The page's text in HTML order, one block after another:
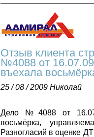
Отзыв клиента
№4088 от
въехала
25 / 08 / 2009 Николай
Дело №4088 от
восьмёрка,
Разногласий в оценке